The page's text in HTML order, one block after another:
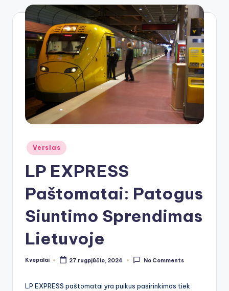
Posted
in
Verslas
LP EXPRESS
Paštomatai: Patogus
Siuntimo Sprendimas
Lietuvoje
Posted
Kvepalai 27 rugpjūčio, 2024 No Comments
LP EXPRESS paštomatai yra puikus pasirinkimas tiek